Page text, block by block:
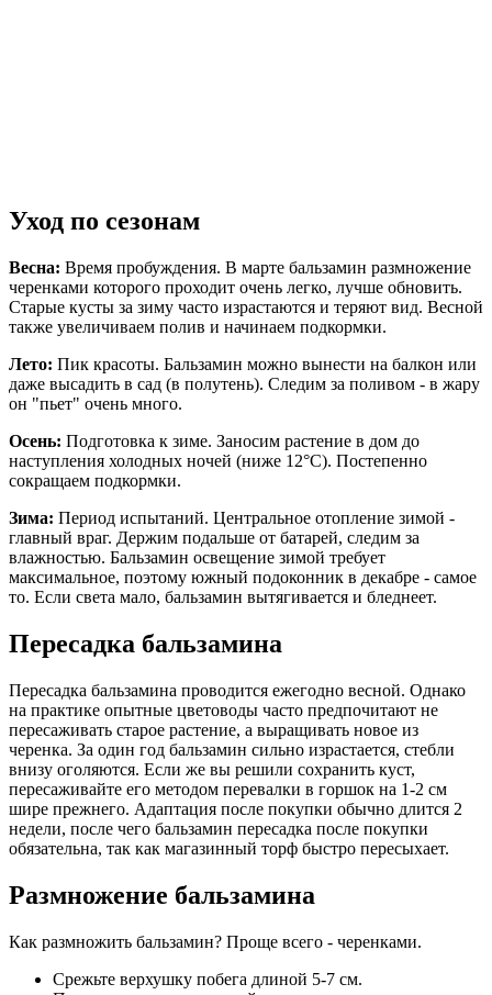
Уход по сезонам
Весна: Время пробуждения. В марте бальзамин размножение
черенками которого проходит очень легко, лучше обновить.
Старые кусты за зиму часто израстаются и теряют вид. Весной
также увеличиваем полив и начинаем подкормки.
Лето: Пик красоты. Бальзамин можно вынести на балкон или
даже высадить в сад (в полутень). Следим за поливом - в жару
он "пьет" очень много.
Осень: Подготовка к зиме. Заносим растение в дом до
наступления холодных ночей (ниже 12°C). Постепенно
сокращаем подкормки.
Зима: Период испытаний. Центральное отопление зимой -
главный враг. Держим подальше от батарей, следим за
влажностью. Бальзамин освещение зимой требует
максимальное, поэтому южный подоконник в декабре - самое
то. Если света мало, бальзамин вытягивается и бледнеет.
Пересадка бальзамина
Пересадка бальзамина проводится ежегодно весной. Однако
на практике опытные цветоводы часто предпочитают не
пересаживать старое растение, а выращивать новое из
черенка. За один год бальзамин сильно израстается, стебли
внизу оголяются. Если же вы решили сохранить куст,
пересаживайте его методом перевалки в горшок на 1-2 см
шире прежнего. Адаптация после покупки обычно длится 2
недели, после чего бальзамин пересадка после покупки
обязательна, так как магазинный торф быстро пересыхает.
Размножение бальзамина
Как размножить бальзамин? Проще всего - черенками.
Срежьте верхушку побега длиной 5-7 см.